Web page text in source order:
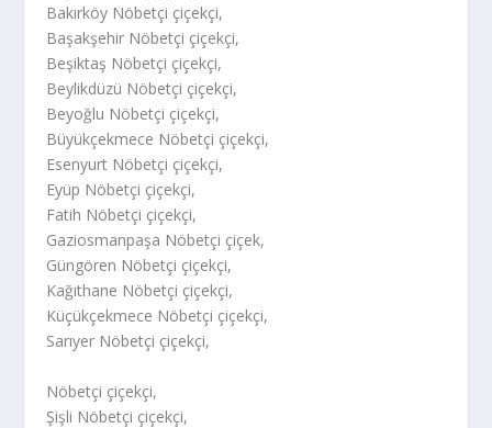
Bakırköy Nöbetçi çiçekçi,
Başakşehir Nöbetçi çiçekçi,
Beşiktaş Nöbetçi çiçekçi,
Beylikdüzü Nöbetçi çiçekçi,
Beyoğlu Nöbetçi çiçekçi,
Büyükçekmece Nöbetçi çiçekçi,
Esenyurt Nöbetçi çiçekçi,
Eyüp Nöbetçi çiçekçi,
Fatih Nöbetçi çiçekçi,
Gaziosmanpaşa Nöbetçi çiçek,
Güngören Nöbetçi çiçekçi,
Kağıthane Nöbetçi çiçekçi,
Küçükçekmece Nöbetçi çiçekçi,
Sarıyer Nöbetçi çiçekçi,
Nöbetçi çiçekçi,
Şişli Nöbetçi çiçekçi,